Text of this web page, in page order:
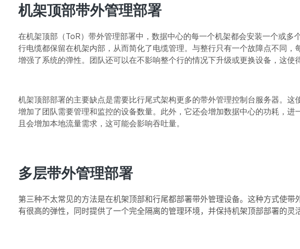
机架顶部带外管理部署
在机架顶部（ToR）带外管理部署中，数据中心的每一个机架都会安装一个或多
行电缆都保留在机架内部，从而简化了电缆管理。与整行只有一个故障点不同，
增强了系统的弹性。团队还可以在不影响整个行的情况下升级或更换设备，这使
机架顶部部署的主要缺点是需要比行尾式架构更多的带外管理控制台服务器。这
增加了团队需要管理和监控的设备数量。此外，它还会增加数据中心的功耗，进
且会增加本地流量需求，这可能会影响吞吐量。
多层带外管理部署
第三种不太常见的方法是在机架顶部和行尾都部署带外管理设备。这种方式使带
有很高的弹性，同时提供了一个完全隔离的管理环境， 并保持机架顶部部署的灵